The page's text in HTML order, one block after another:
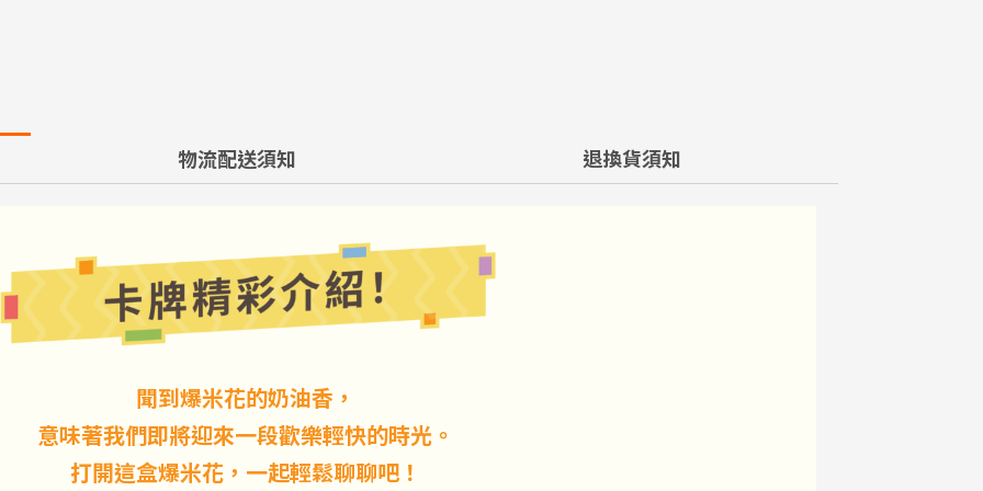
物流配送須知 退換貨須知
聞到爆米花的奶油香，
意味著我們即將迎來一段歡樂輕快的時光。
打開這盒爆米花，一起輕鬆聊聊吧！